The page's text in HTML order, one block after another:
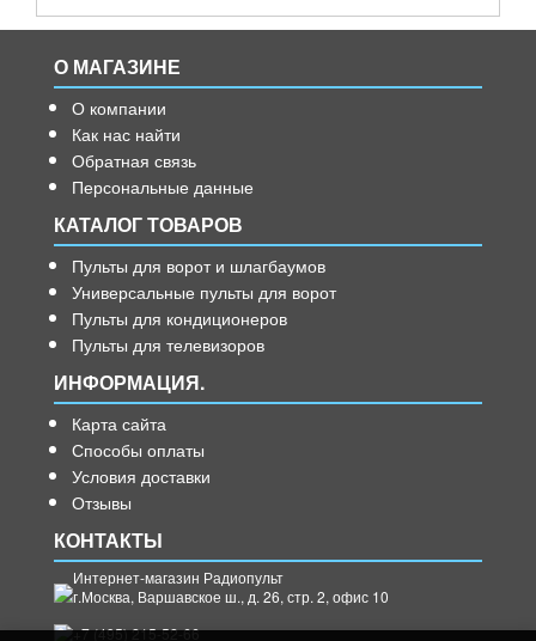
О МАГАЗИНЕ
О компании
Как нас найти
Обратная связь
Персональные данные
КАТАЛОГ ТОВАРОВ
Пульты для ворот и шлагбаумов
Универсальные пульты для ворот
Пульты для кондиционеров
Пульты для телевизоров
ИНФОРМАЦИЯ.
Карта сайта
Способы оплаты
Условия доставки
Отзывы
КОНТАКТЫ
Интернет-магазин Радиопульт
г.Москва, Варшавское ш., д. 26, стр. 2, офис 10
+7 (495) 215-52-66